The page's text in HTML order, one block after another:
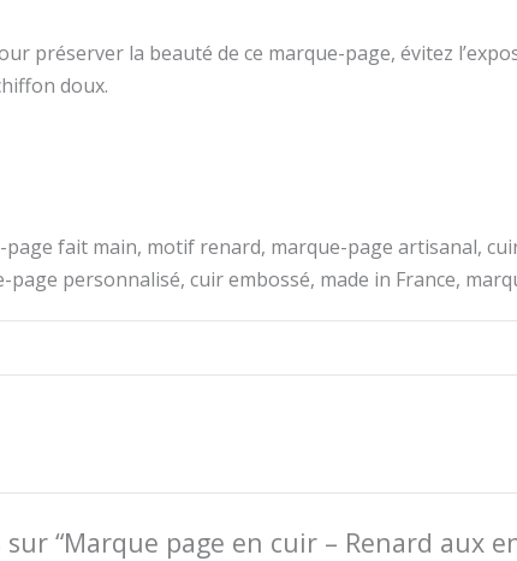
préserver la beauté de ce marque-page, évitez
doux.
fait main, motif renard, marque-page artisanal,
personnalisé, cuir embossé, made in France,
“Marque page en cuir – Renard aux